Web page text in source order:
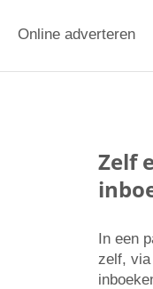
Online adverteren
Zelf
In een
zelf, via